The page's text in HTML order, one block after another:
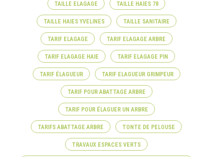
TAILLE ELAGAGE TAILLE HAIES 78
TAILLE HAIES YVELINES TAILLE SANITAIRE
TARIF ELAGAGE TARIF ELAGAGE ARBRE
TARIF ELAGAGE HAIE TARIF ELAGAGE PIN
TARIF ÉLAGUEUR TARIF ELAGUEUR GRIMPEUR
TARIF POUR ABATTAGE ARBRE
TARIF POUR ÉLAGUER UN ARBRE
TARIFS ABATTAGE ARBRE TONTE DE PELOUSE
TRAVAUX ESPACES VERTS